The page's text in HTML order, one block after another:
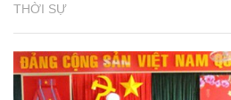
THỜI SỰ